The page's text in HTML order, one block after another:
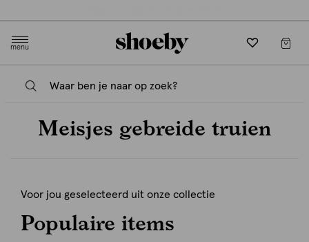
menu
Meisjes gebreide truien
Voor jou geselecteerd uit onze collectie
Populaire items